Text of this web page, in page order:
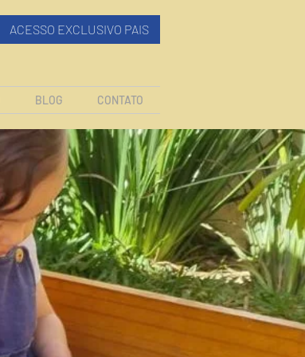
ACESSO EXCLUSIVO PAIS
BLOG CONTATO